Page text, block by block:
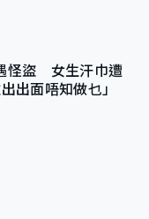
怪盜 女生汗巾遭
出面唔知做乜」